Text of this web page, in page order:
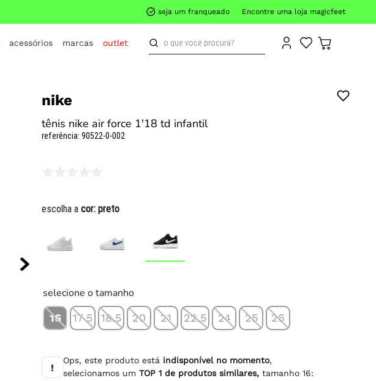
seja um franqueado Encontre uma loja magicfeet
acessórios marcas outlet
o que você procura?
nike
tênis nike air force 1'18 td infantil
referência:90522-0-002
escolha acor:preto
selecione o tamanho
16 17 5 18.5 20 21 22.5 24 25 26
!
Ops, este produto está indisponível no momento,
selecionamos umTOP1 de produtos similares, tamanho16: